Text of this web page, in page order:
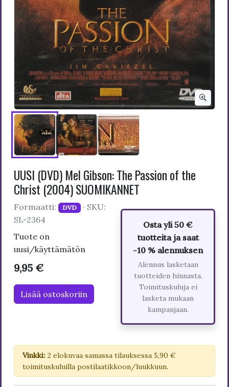
UUSI (DVD) Mel Gibson: The Passion of the
Christ (2004) SUOMIKANNET
Formaatti: DVD · SKU:
SL-2364
Tuote on
uusi/käyttämätön
9,95 €
Lisää ostoskoriin
Osta yli 50 €
tuotteita ja saat
-10 % alennuksen
Alennus lasketaan
tuotteiden hinnasta.
Toimituskuluja ei
lasketa mukaan
kampanjaan.
Vinkki: 2 elokuvaa samassa tilauksessa 5,90 €
toimituskuluilla postilaatikkoon/luukkuun.